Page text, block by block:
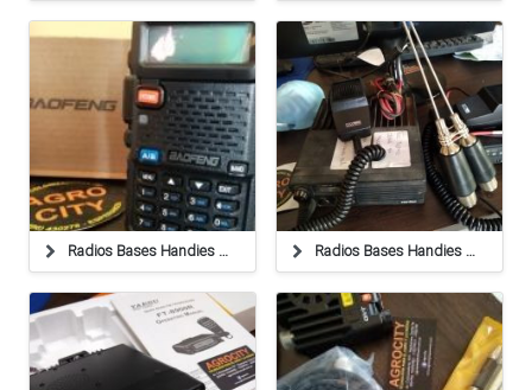
Radios Bases Handies Antenas Venta Y Servicio Técnico Radios Bases Handies Antenas